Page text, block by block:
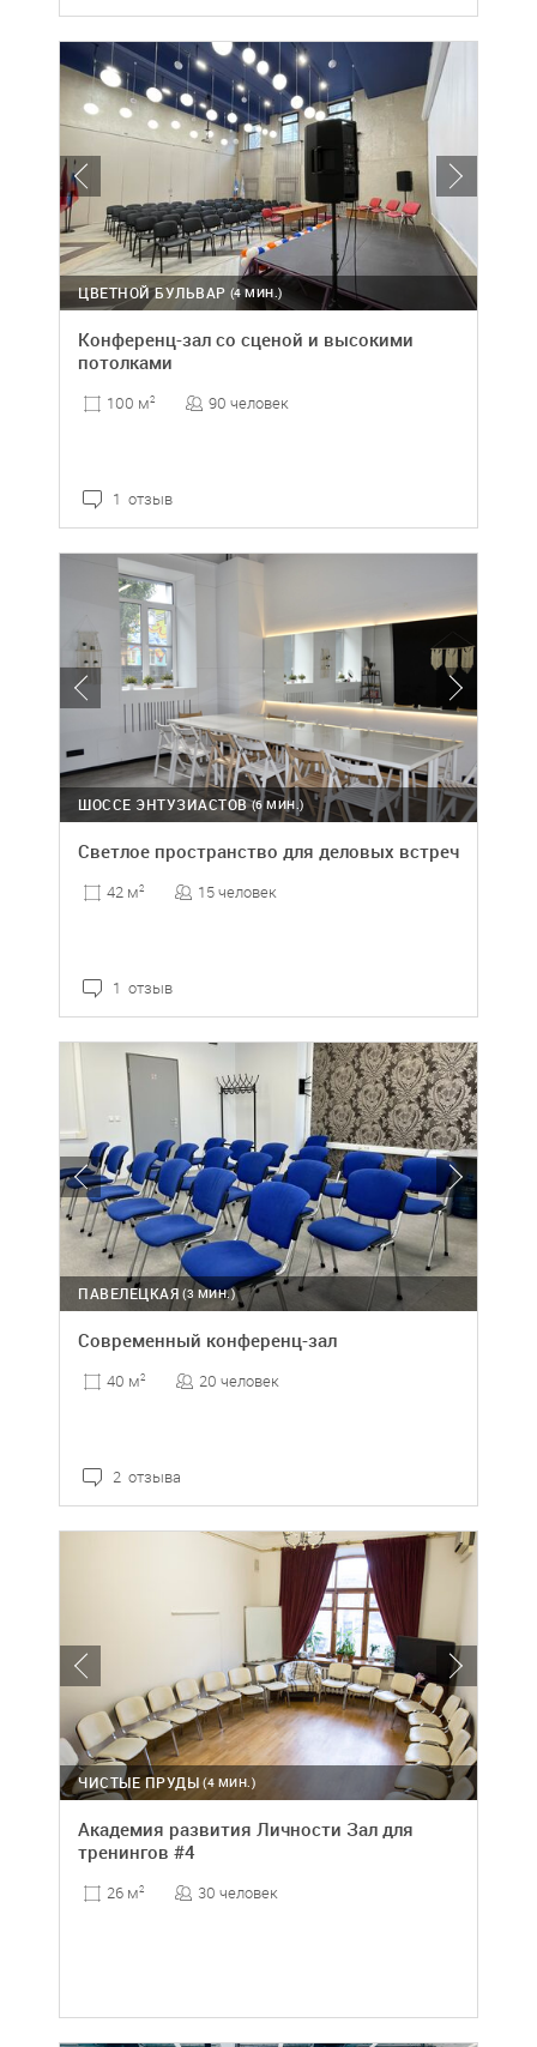
(4 МИН.)
ЦВЕТНОЙ БУЛЬВАР
Конференц-зал со сценой и высокими
потолками
100 м2 90 человек
1 отзыв
(6 МИН.)
ШОССЕ ЭНТУЗИАСТОВ
Светлое пространство для деловых встреч
42 м2 15 человек
1 отзыв
(3 МИН.)
ПАВЕЛЕЦКАЯ
Современный конференц-зал
40 м2 20 человек
2 отзыва
(4 МИН.)
ЧИСТЫЕ ПРУДЫ
Академия развития Личности Зал для
тренингов #4
26 м2 30 человек